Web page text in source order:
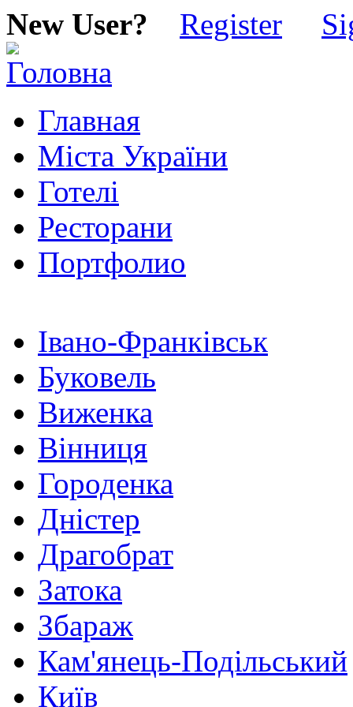
New User? Register
Главная
Міста України
Готелі
Ресторани
Портфолио
Івано-Франківськ
Буковель
Виженка
Вінниця
Городенка
Дністер
Драгобрат
Затока
Збараж
Кам'янець-Подільський
Київ